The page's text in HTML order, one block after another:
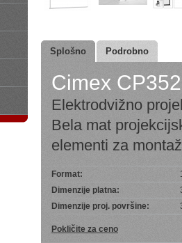
Splošno Podrobno
Cimex
Elektrodvižno
Bela mat
elementi za
Format:
Dimenzije platna:
Dimenzije proj. površine:
Pokličite za ceno